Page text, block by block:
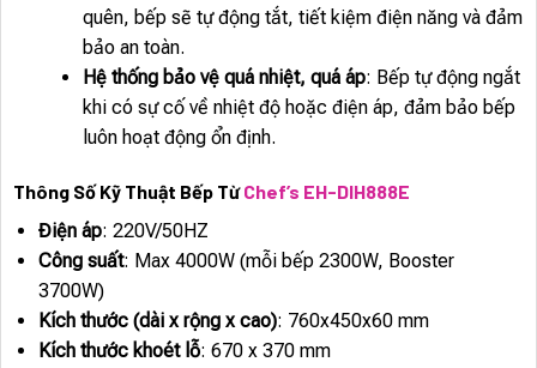
quên, bếp sẽ tự động tắt, tiết kiệm điện năng và đảm
bảo an toàn.
Hệ thống bảo vệ quá nhiệt, quá áp: Bếp tự động ngắt
khi có sự cố về nhiệt độ hoặc điện áp, đảm bảo bếp
luôn hoạt động ổn định.
Thông Số Kỹ Thuật Bếp TừChef’s EH-DIH888E
Điện áp: 220V/50HZ
Công suất: Max 4000W (mỗi bếp 2300W, Booster
3700W)
Kích thước (dài x rộng x cao): 760x450x60 mm
Kích thước khoét lỗ: 670 x 370 mm